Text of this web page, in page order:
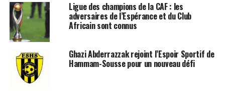
Ligue des champions de la CAF : les
adversaires de l’Espérance et du Club
Africain sont connus
Ghazi Abderrazzak rejoint l’Espoir Sportif de
Hammam-Sousse pour un nouveau défi